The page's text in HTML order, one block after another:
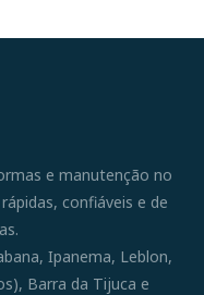
e manutenção no
confiáveis e de
Ipanema, Leblon,
Barra da Tijuca e